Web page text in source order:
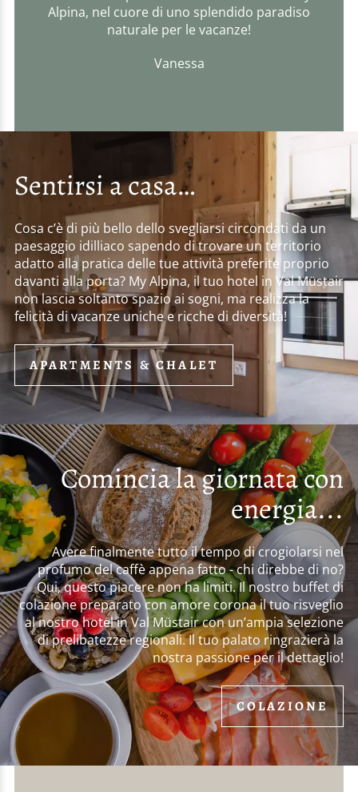
Alpina, nel cuore di uno splendido paradiso
naturale per le vacanze!
Vanessa
Sentirsi a casa…
Cosa c’è di più bello dello svegliarsi circondati da un
paesaggio idilliaco sapendo di trovare un territorio
adatto alla pratica delle tue attività preferite proprio
davanti alla porta? My Alpina, il tuo hotel in Val Müstair
non lascia soltanto spazio ai sogni, ma realizza la
felicità di vacanze uniche e ricche di diversità!
APARTMENTS & CHALET
Comincia la giornata con
energia...
Avere finalmente tutto il tempo di crogiolarsi nel
profumo del caffè appena fatto - chi direbbe di no?
Qui, questo piacere non ha limiti. Il nostro buffet di
colazione preparato con amore corona il tuo risveglio
al nostro hotel in Val Müstair con un’ampia selezione
di prelibatezze regionali. Il tuo palato ringrazierà la
nostra passione per il dettaglio!
COLAZIONE